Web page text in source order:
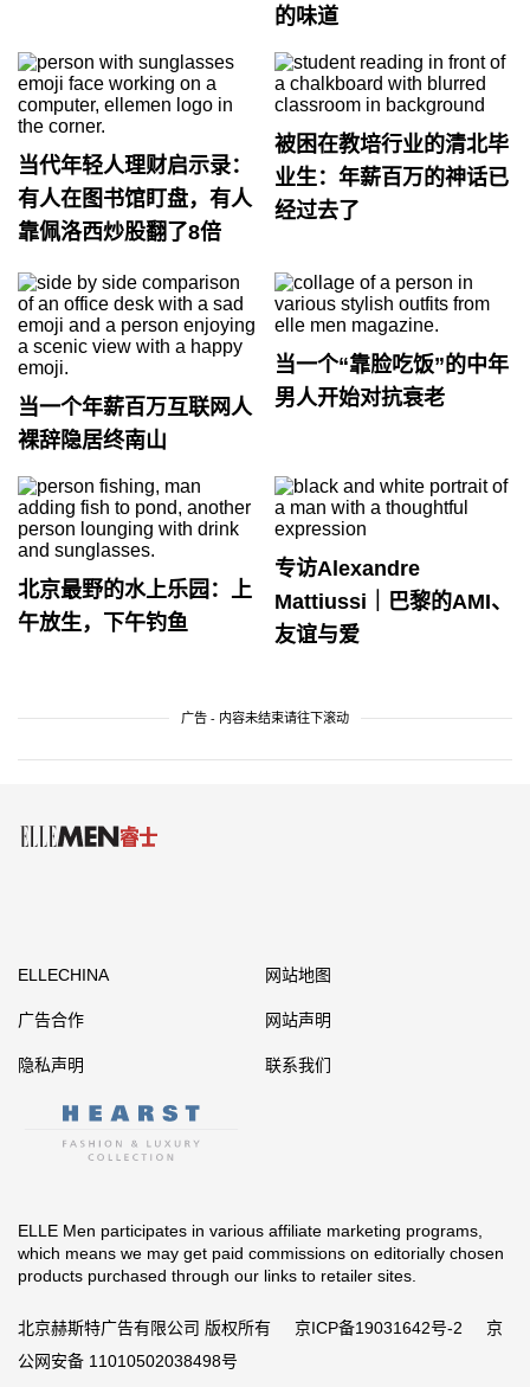
的味道
当代年轻人理财启示录：
有人在图书馆盯盘，有人
靠佩洛西炒股翻了8倍
被困在教培行业的清北毕
业生：年薪百万的神话已
经过去了
当一个年薪百万互联网人
裸辞隐居终南山
当一个“靠脸吃饭”的中年
男人开始对抗衰老
北京最野的水上乐园：上
午放生，下午钓鱼
专访Alexandre
Mattiussi｜巴黎的AMI、
友谊与爱
广告 - 内容未结束请往下滚动
ELLECHINA 网站地图
广告合作 网站声明
隐私声明 联系我们
ELLE Men participates in various affiliate marketing programs,
which means we may get paid commissions on editorially chosen
products purchased through our links to retailer sites.
北京赫斯特广告有限公司 版权所有 京ICP备19031642号-2
京
公网安备 11010502038498号